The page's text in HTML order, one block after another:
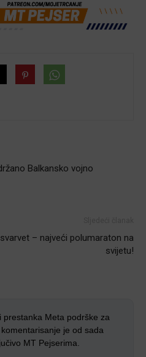
Balkansko vojno
– najveći polumaraton na
svijetu!
prestanka Meta podrške za
je od sada
MT Pejserima.